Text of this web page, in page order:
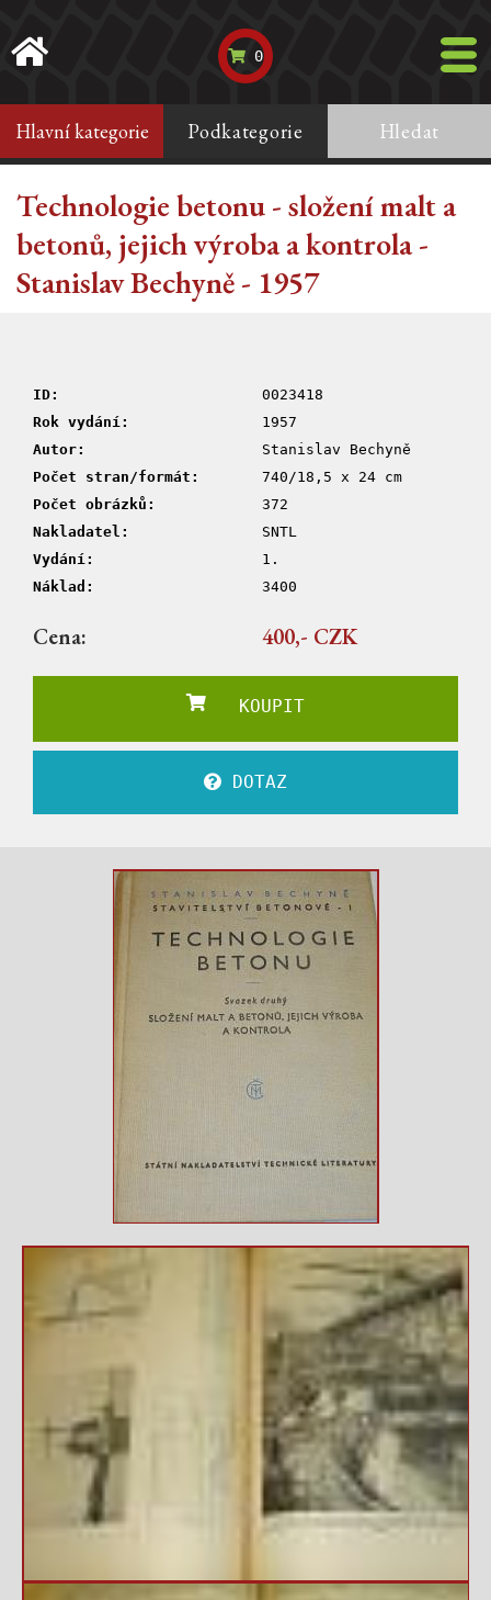
0
Hlavní kategorie Podkategorie Hledat
Technologie betonu - složení malt a
betonů, jejich výroba a kontrola -
Stanislav Bechyně - 1957
ID:
0023418
Rok vydání:
1957
Autor:
Stanislav Bechyně
Počet stran/formát:
740/18,5 x 24 cm
Počet obrázků:
372
Nakladatel:
SNTL
Vydání:
1.
Náklad:
3400
Cena: 400,- CZK
KOUPIT
DOTAZ